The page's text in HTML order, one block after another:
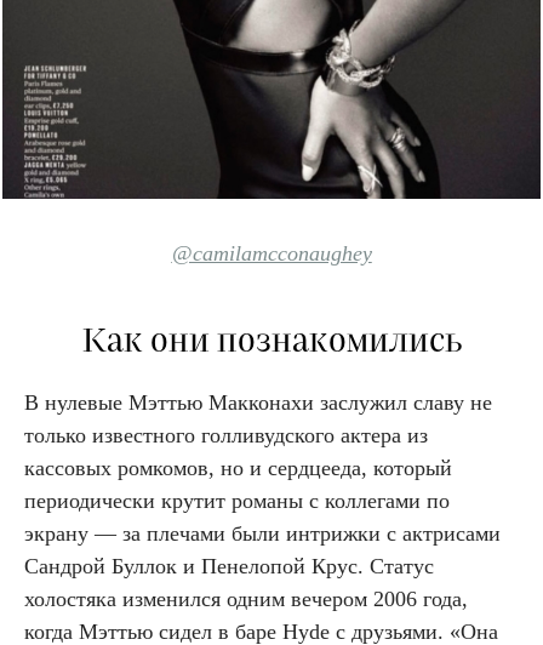
@camilamcconaughey
Как они познакомились
В нулевые Мэттью Макконахи заслужил славу не
только известного голливудского актера из
кассовых ромкомов, но и сердцееда, который
периодически крутит романы с коллегами по
экрану — за плечами были интрижки с актрисами
Сандрой Буллок и Пенелопой Крус. Статус
холостяка изменился одним вечером 2006 года,
когда Мэттью сидел в баре Hyde с друзьями. «Она